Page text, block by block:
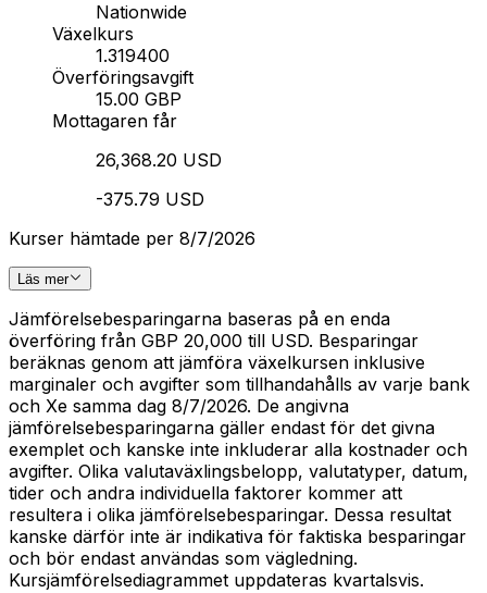
Nationwide
Växelkurs
1.319400
Överföringsavgift
15.00 GBP
Mottagaren får
26,368.20 USD
-375.79 USD
Kurser hämtade per 8/7/2026
Läs mer
Jämförelsebesparingarna baseras på en enda
överföring från GBP 20,000 till USD. Besparingar
beräknas genom att jämföra växelkursen inklusive
marginaler och avgifter som tillhandahålls av varje bank
och Xe samma dag 8/7/2026. De angivna
jämförelsebesparingarna gäller endast för det givna
exemplet och kanske inte inkluderar alla kostnader och
avgifter. Olika valutaväxlingsbelopp, valutatyper, datum,
tider och andra individuella faktorer kommer att
resultera i olika jämförelsebesparingar. Dessa resultat
kanske därför inte är indikativa för faktiska besparingar
och bör endast användas som vägledning.
Kursjämförelsediagrammet uppdateras kvartalsvis.